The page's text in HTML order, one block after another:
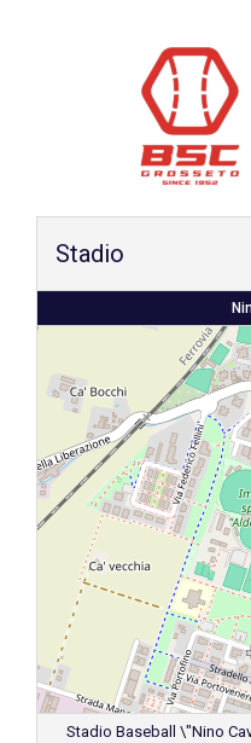
Stadio
Stadio Baseball \"Nino